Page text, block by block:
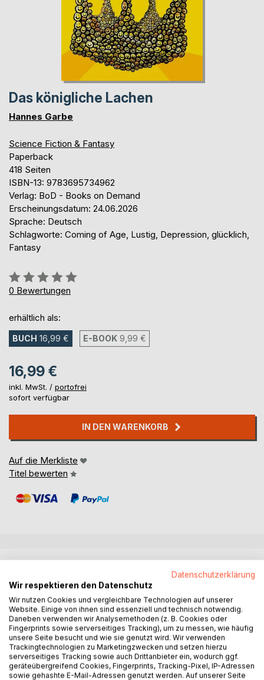
Das königliche Lachen
Hannes Garbe
Science Fiction & Fantasy
Paperback
418 Seiten
ISBN-13: 9783695734962
Verlag: BoD - Books on Demand
Erscheinungsdatum: 24.06.2026
Sprache: Deutsch
Schlagworte: Coming of Age, Lustig, Depression, glücklich,
Fantasy
Bewertung::
0%
0 Bewertungen
erhältlich als:
BUCH 16,99 € E-BOOK 9,99 €
16,99 €
inkl. MwSt. / portofrei
sofort verfügbar
IN DEN WARENKORB
Auf die Merkliste
Titel bewerten
Ein tiefes, herzliches Lachen erschüttert die Wände Kimás
aber niemand kümmert sich mehr großartig darum. In
dieser Stadt, einer Stadt voll Kunst und Musik, hat man sich
schon lange an dieses schallende Lachen gewöhnt: Es ist
das Lachen ihres Königs und es ist ebenso Teil dieser
Stadt, wie die Straßen und Häuser.
Hier ist das Leben einfach, sorglos und sicher und der
Datenschutzerklärung
Wir respektieren den Datenschutz
Wir nutzen Cookies und vergleichbare Technologien auf unserer
Website. Einige von ihnen sind essenziell und technisch notwendig.
Daneben verwenden wir Analysemethoden (z. B. Cookies oder
Fingerprints sowie serverseitiges Tracking), um zu messen, wie häufig
unsere Seite besucht und wie sie genutzt wird. Wir verwenden
Trackingtechnologien zu Marketingzwecken und setzen hierzu
serverseitiges Tracking sowie auch Drittanbieter ein, wodurch ggf.
geräteübergreifend Cookies, Fingerprints, Tracking-Pixel, IP-Adressen
sowie gehashte E-Mail-Adressen genutzt werden. Auf unserer Seite